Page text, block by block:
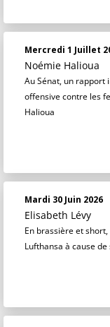
Mercredi 1 Juillet
Noémie Halioua
Au Sénat, un rapport
offensive contre les
Halioua
Mardi 30 Juin 2026
Elisabeth Lévy
En brassière et
Lufthansa à cause